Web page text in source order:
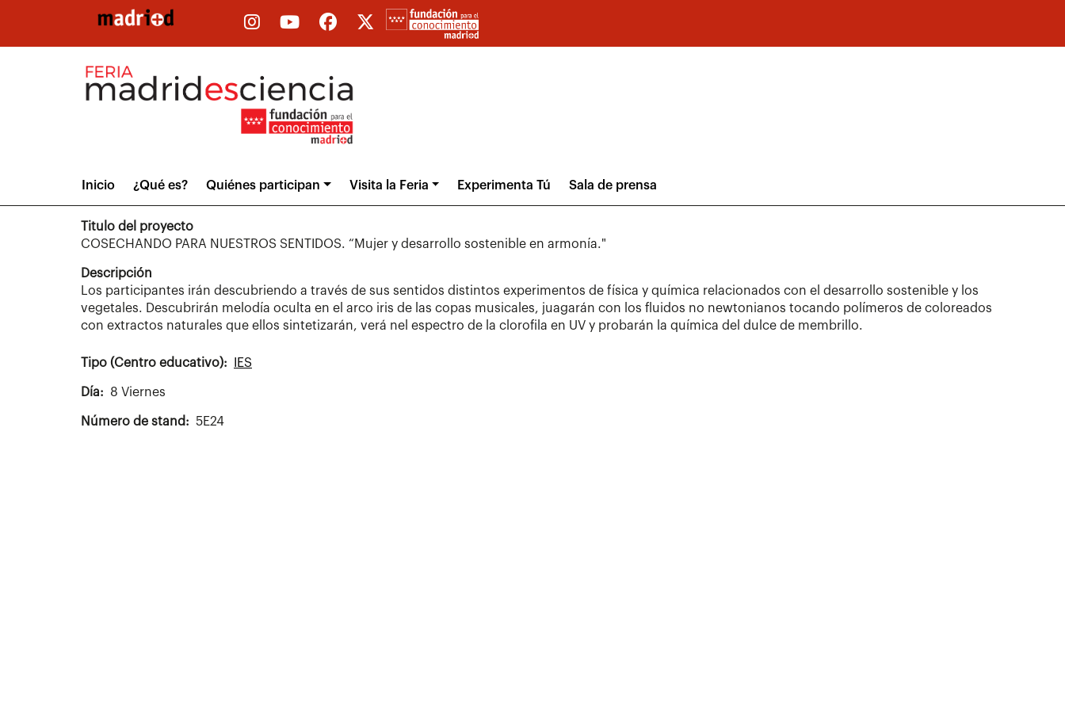
Main
menuInicio ¿Qué es? Quiénes participan Visita la Feria Experimenta Tú Sala de prensa
Titulo del proyecto
COSECHANDO PARA NUESTROS SENTIDOS. “Mujer y desarrollo sostenible en armonía."
Descripción
Los participantes irán descubriendo a través de sus sentidos distintos experimentos de física y química relacionados con el desarrollo sostenible y los
vegetales. Descubrirán melodía oculta en el arco iris de las copas musicales, juagarán con los fluidos no newtonianos tocando polímeros de coloreados
con extractos naturales que ellos sintetizarán, verá nel espectro de la clorofila en UV y probarán la química del dulce de membrillo.
Tipo (Centro educativo) IES
Día 8 Viernes
Número de stand 5E24